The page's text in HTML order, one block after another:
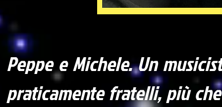
Peppe e Michele. Un
praticamente fratelli, più